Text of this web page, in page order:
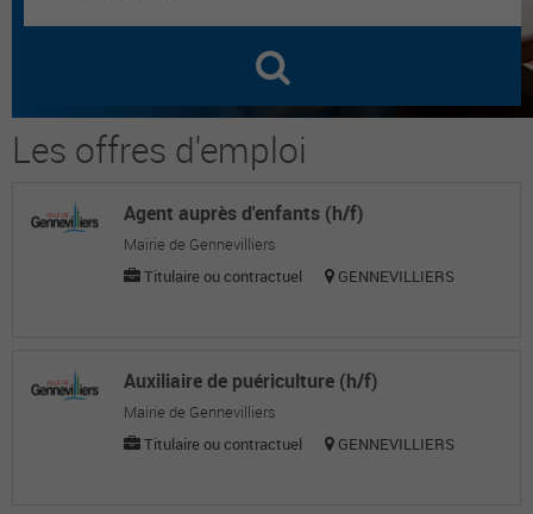
Les offres d'emploi
Agent auprès d'enfants (h/f)
Mairie de Gennevilliers
Titulaire ou contractuel
GENNEVILLIERS
Auxiliaire de puériculture (h/f)
Mairie de Gennevilliers
Titulaire ou contractuel
GENNEVILLIERS